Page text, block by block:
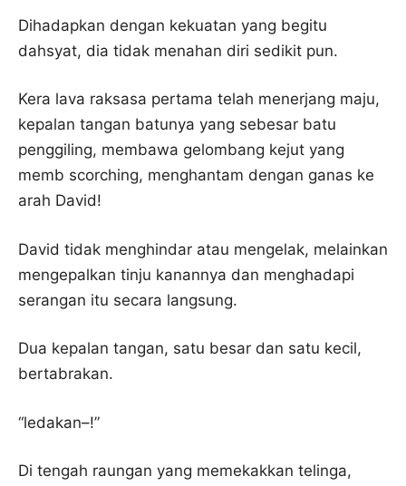
Dihadapkan dengan kekuatan yang begitu
dahsyat, dia tidak menahan diri sedikit pun.
Kera lava raksasa pertama telah menerjang maju,
kepalan tangan batunya yang sebesar batu
penggiling, membawa gelombang kejut yang
memb scorching, menghantam dengan ganas ke
arah David!
David tidak menghindar atau mengelak, melainkan
mengepalkan tinju kanannya dan menghadapi
serangan itu secara langsung.
Dua kepalan tangan, satu besar dan satu kecil,
bertabrakan.
“ledakan–!”
Di tengah raungan yang memekakkan telinga,